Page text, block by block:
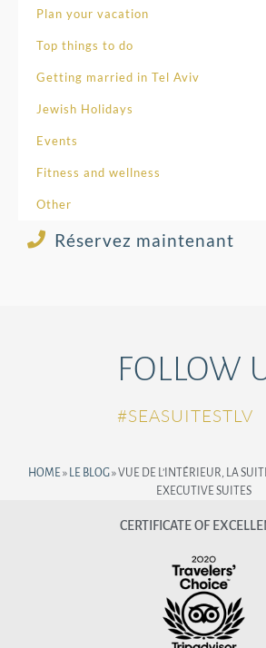
Plan your vacation
Top things to do
Getting married in Tel Aviv
Jewish Holidays
Events
Fitness and wellness
Other
Réservez maintenant
FOLLOW
SEASUITESTLV#
HOME» LE BLOG»VUE DE L’INTÉRIEUR, LA
EXECUTIVE SUITES
CERTIFICATE OF